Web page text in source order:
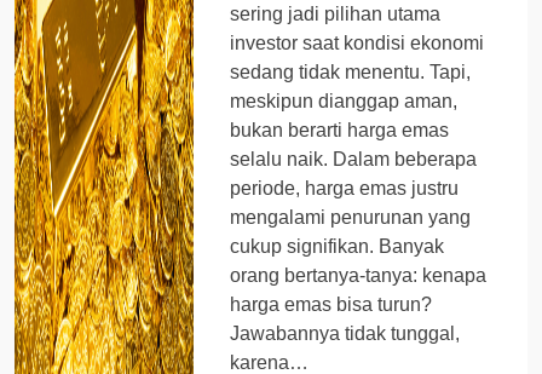
sering jadi pilihan utama
investor saat kondisi ekonomi
sedang tidak menentu. Tapi,
meskipun dianggap aman,
bukan berarti harga emas
selalu naik. Dalam beberapa
periode, harga emas justru
mengalami penurunan yang
cukup signifikan. Banyak
orang bertanya-tanya: kenapa
harga emas bisa turun?
Jawabannya tidak tunggal,
karena…